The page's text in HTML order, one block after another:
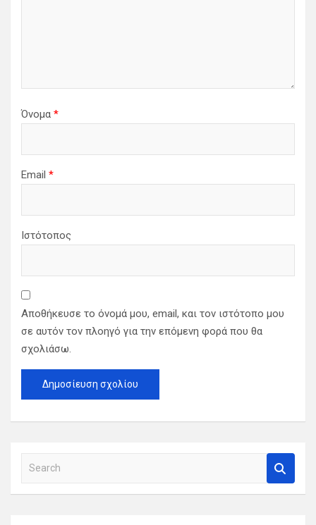
Όνομα *
Email *
Ιστότοπος
Αποθήκευσε το όνομά μου, email, και τον ιστότοπο μου
σε αυτόν τον πλοηγό για την επόμενη φορά που θα
σχολιάσω.
a